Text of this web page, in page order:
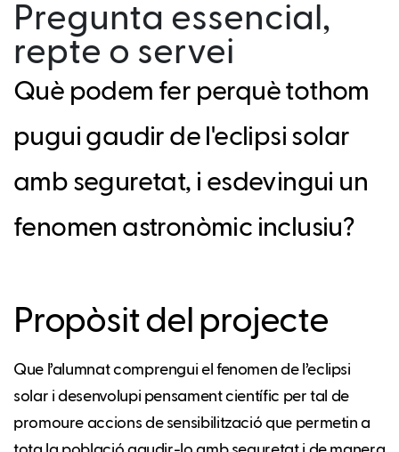
Pregunta essencial,
repte o servei
Què podem fer perquè tothom
pugui gaudir de l'eclipsi solar
amb seguretat, i esdevingui un
fenomen astronòmic inclusiu?
Propòsit del projecte
Que l’alumnat comprengui el fenomen de l’eclipsi
solar i desenvolupi pensament científic per tal de
promoure accions de sensibilització que permetin a